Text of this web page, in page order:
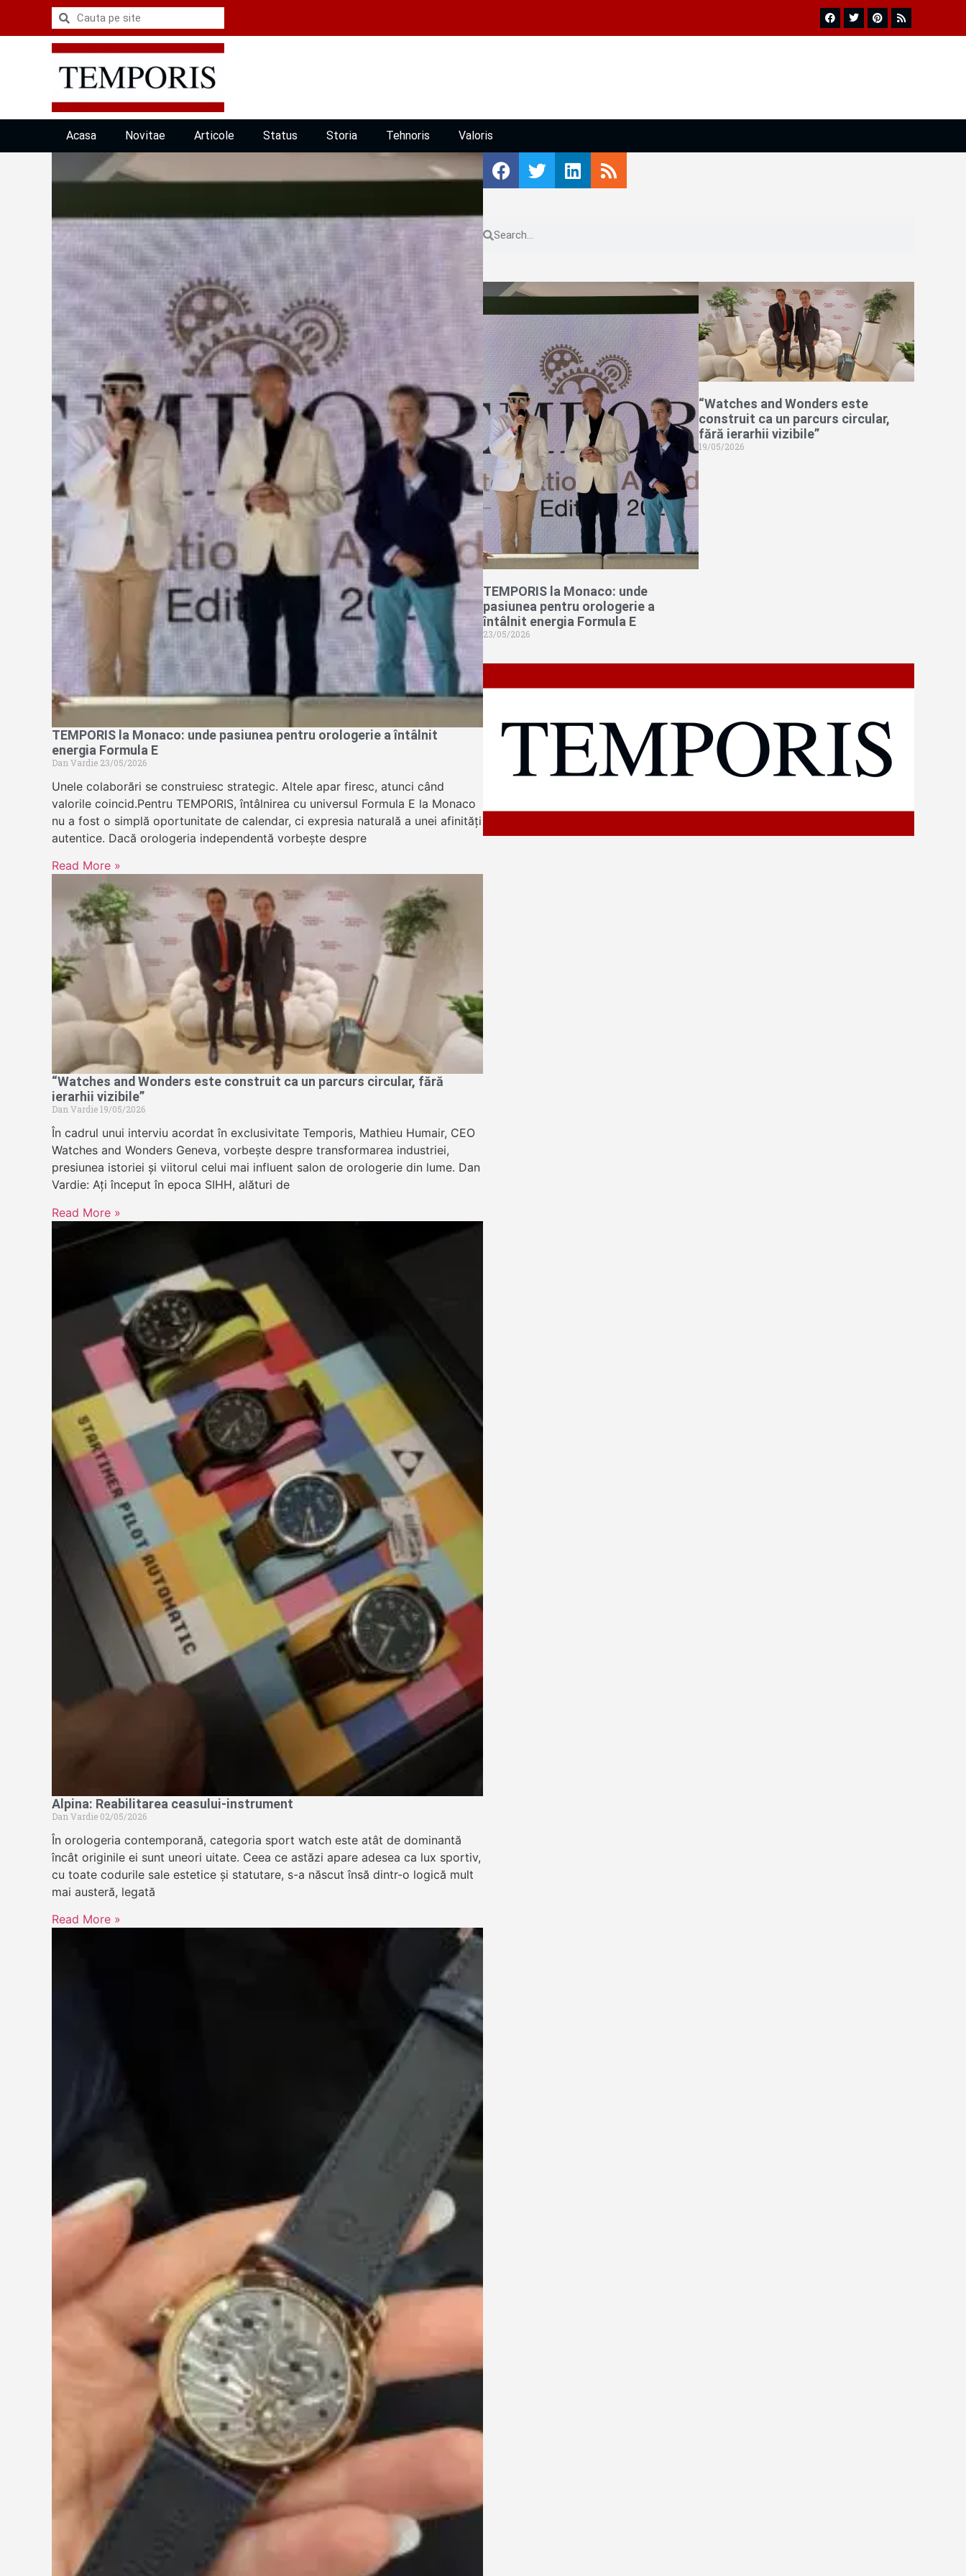
Acasa Novitae Articole Status Storia Tehnoris Valoris
TEMPORIS la Monaco: unde pasiunea pentru orologerie a întâlnit
energia Formula E
Dan Vardie 23/05/2026
Unele colaborări se construiesc strategic. Altele apar firesc, atunci când
valorile coincid.Pentru TEMPORIS, întâlnirea cu universul Formula E la Monaco
nu a fost o simplă oportunitate de calendar, ci expresia naturală a unei afinități
autentice. Dacă orologeria independentă vorbește despre
Read More »
“Watches and Wonders este construit ca un parcurs circular, fără
ierarhii vizibile”
Dan Vardie19/05/2026
În cadrul unui interviu acordat în exclusivitate Temporis, Mathieu Humair, CEO
Watches and Wonders Geneva, vorbește despre transformarea industriei,
presiunea istoriei și viitorul celui mai influent salon de orologerie din lume. Dan
Vardie: Ați început în epoca SIHH, alături de
Read More »
Alpina: Reabilitarea ceasului-instrument
Dan Vardie 02/05/2026
În orologeria contemporană, categoria sport watch este atât de dominantă
încât originile ei sunt uneori uitate. Ceea ce astăzi apare adesea ca lux sportiv,
cu toate codurile sale estetice și statutare, s-a născut însă dintr-o logică mult
mai austeră, legată
Read More »
TEMPORIS la Monaco: unde
pasiunea pentru orologerie a
întâlnit energia Formula E
23/05/2026
“Watches and Wonders este
construit ca un parcurs circular,
fără ierarhii vizibile”
19/05/2026